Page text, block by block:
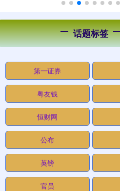
话题标签
第一证券
粤友钱
恒财网
公布
英镑
官员